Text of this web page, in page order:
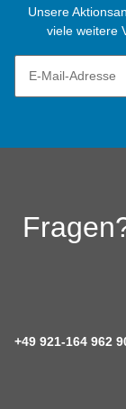
Unsere
viele weitere
+49 921-164 962